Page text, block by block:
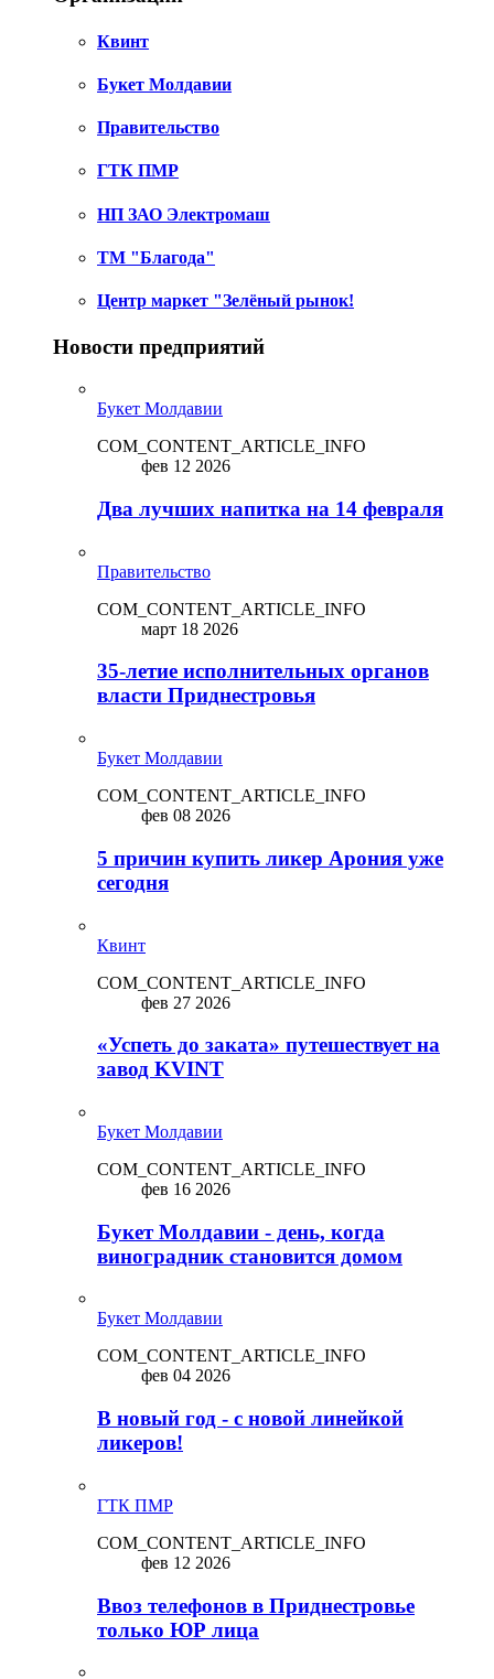
Квинт
Букет Молдавии
Правительство
ГТК ПМР
НП ЗАО Электромаш
ТМ "Благода"
Центр маркет "Зелёный рынок!
Новости предприятий
Букет Молдавии
COM_CONTENT_ARTICLE_INFO
фев 12 2026
Два лучших напитка на 14 февраля
Правительство
COM_CONTENT_ARTICLE_INFO
март 18 2026
35-летие исполнительных органов
власти Приднестровья
Букет Молдавии
COM_CONTENT_ARTICLE_INFO
фев 08 2026
5 причин купить ликep Арония уже
сегодня
Квинт
COM_CONTENT_ARTICLE_INFO
фев 27 2026
«Успеть до заката» путешествует на
завод KVINT
Букет Молдавии
COM_CONTENT_ARTICLE_INFO
фев 16 2026
Букет Молдавии - день, когда
виноградник становится домом
Букет Молдавии
COM_CONTENT_ARTICLE_INFO
фев 04 2026
В новый год - с новой линейкой
ликepoв!
ГТК ПМР
COM_CONTENT_ARTICLE_INFO
фев 12 2026
Ввоз телефонов в Приднестровье
только ЮР лица